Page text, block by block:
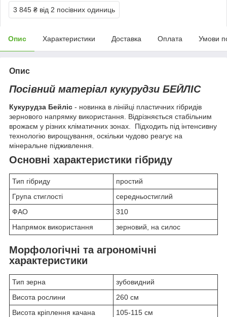
3 845 ₴ від 2 посівних одиниць
Опис Характеристики Доставка Оплата Умови
Опис
Посівний матеріал кукурудзи БЕЙЛІС
Кукурудза Бейліс - новинка в лінійці пластичних гібридів
зернового напрямку використання. Відрізняється стабільним
врожаєм у різних кліматичних зонах. Підходить під інтенсивну
технологію вирощування, оскільки чудово реагує на
мінеральне підживлення.
Основні характеристики гібриду
Тип гібриду
простий
Група стиглості
середньостиглий
ФАО
310
Напрямок використання
зерновий, на силос
Морфологічні та агрономічні
характеристики
Тип зерна
зубовидний
Висота рослини
260 см
Висота кріплення качана
105-115 см